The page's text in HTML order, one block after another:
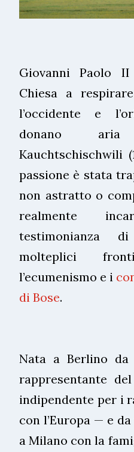
Giovanni Paolo
Chiesa a
l’occidente e
donano
Kauchtschischwili
passione è stata
non astratto o
realmente
testimonianza
molteplici
l’ecumenismo e i
di Bose.
Nata a Berlino
rappresentante
indipendente per i
con l’Europa — e
a Milano con la